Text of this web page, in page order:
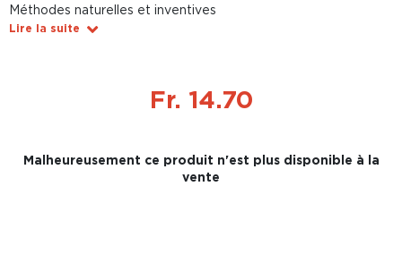
Méthodes naturelles et inventives
Lire la suite
Fr. 14.70
Malheureusement ce produit n'est plus disponible à la
vente